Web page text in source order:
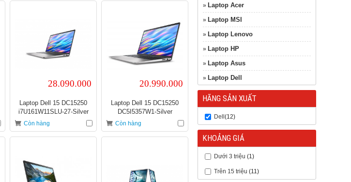
28.090.000
Laptop Dell 15 DC15250
i7U161W11SLU-27-Silver
Còn hàng
20.990.000
Laptop Dell 15 DC15250
DC5I5357W1-Silver
Còn hàng
» Laptop Acer
» Laptop MSI
» Laptop Lenovo
» Laptop HP
» Laptop Asus
» Laptop Dell
HÃNG SẢN XUẤT
Dell(12)
KHOẢNG GIÁ
Dưới 3 triệu (1)
Trên 15 triệu (11)